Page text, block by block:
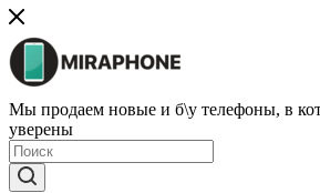
Мы продаем новые и б\у телефоны, в
уверены